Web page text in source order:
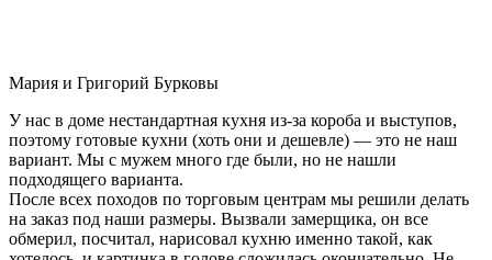
Мария и Григорий Бурковы
У нас в доме нестандартная кухня из-за короба и выступов,
поэтому готовые кухни (хоть они и дешевле) — это не наш
вариант. Мы с мужем много где были, но не нашли
подходящего варианта.
После всех походов по торговым центрам мы решили делать
на заказ под наши размеры. Вызвали замерщика, он все
обмерил, посчитал, нарисовал кухню именно такой, как